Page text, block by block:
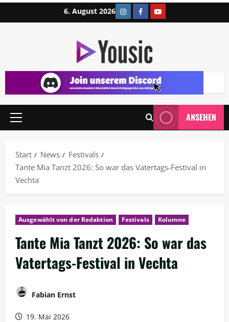
6. August 2026
ANSEHEN
Start News
Festivals
Tante Mia Tanzt 2026: So war das Vatertags-Festival in
Vechta
Ausgewählt von der Redaktion Festivals Kolumne
Tante Mia Tanzt 2026: So war das
Vatertags-Festival in Vechta
Fabian Ernst
19. Mai 2026